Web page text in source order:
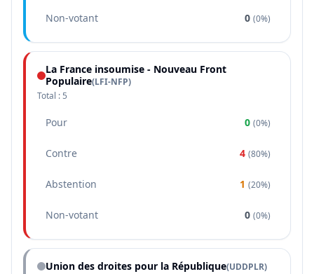
Non-votant 0 (0%)
La France insoumise - Nouveau Front
Populaire(LFI-NFP)
Total : 5
Pour 0 (0%)
Contre 4 (80%)
Abstention 1 (20%)
Non-votant 0 (0%)
Union des droites pour la République(UDDPLR)